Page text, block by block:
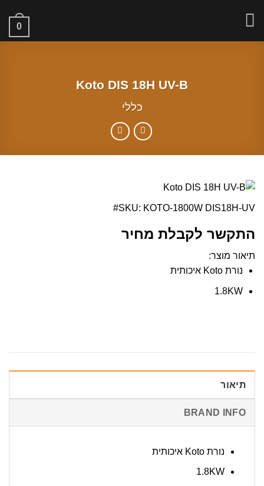
0
Koto DIS 18H UV-B
כללי
SKU: KOTO-1800W DIS18H-UV#
התקשר לקבלת מחיר
תיאור מוצר:
נורת Koto איכותית
1.8KW
תיאור
BRAND INFO
נורת Koto איכותית
1.8KW